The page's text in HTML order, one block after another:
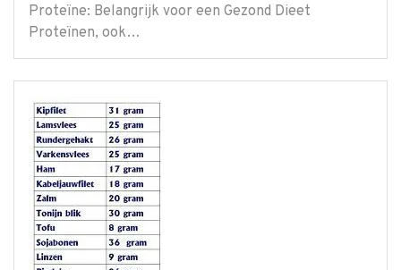
Proteïne: Belangrijk voor een Gezond Dieet
Proteïnen, ook…